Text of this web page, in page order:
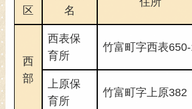
区
名
西
部
西表保
育所
竹富町字西表
上原保
育所
竹富町字上原382